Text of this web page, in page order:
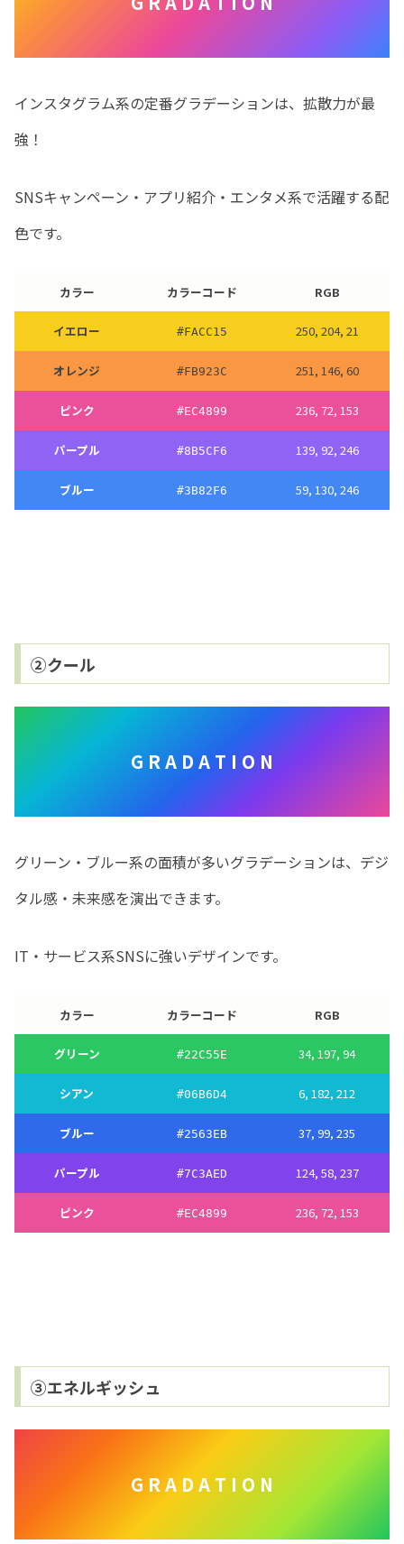
インスタグラム系の定番グラデーションは、拡散力が最
強！
SNSキャンペーン・アプリ紹介・エンタメ系で活躍する配
色です。
カラー カラーコード RGB
イエロー #FACC15 250, 204, 21
オレンジ #FB923C 251, 146, 60
ピンク #EC4899 236, 72, 153
パープル #8B5CF6 139, 92, 246
ブルー #3B82F6 59, 130, 246
②クール
G R A D A T I O N
グリーン・ブルー系の面積が多いグラデーションは、デジ
タル感・未来感を演出できます。
IT・サービス系SNSに強いデザインです。
カラー カラーコード RGB
グリーン #22C55E 34, 197, 94
シアン #06B6D4 6, 182, 212
ブルー #2563EB 37, 99, 235
パープル #7C3AED 124, 58, 237
ピンク #EC4899 236, 72, 153
③エネルギッシュ
G R A D A T I O N